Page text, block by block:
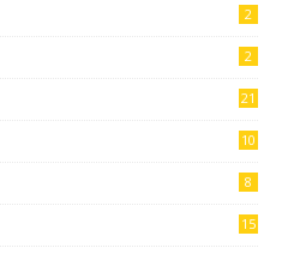
2
2
21
10
8
15